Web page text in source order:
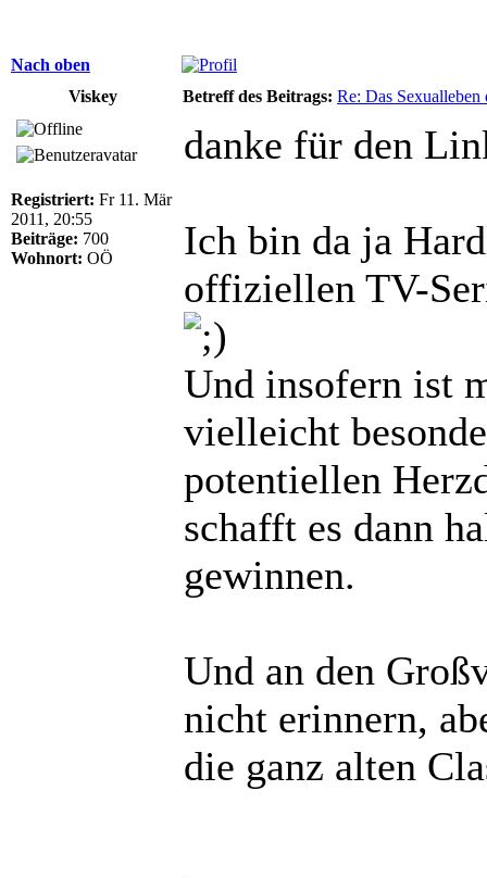
Nach oben
Viskey
Betreff des Beitrags: Re: Das
Registriert: Fr 11. Mär
2011, 20:55
Beiträge: 700
Wohnort: OÖ
danke für den
Ich bin da ja
offiziellen TV-
Und insofern ist
vielleicht
potentiellen
schafft es dann
gewinnen.
Und an den
nicht erinnern,
die ganz alten